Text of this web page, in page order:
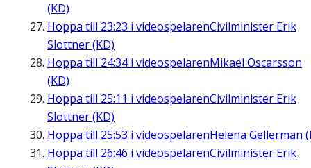
(KD)
Hoppa till 23:23 i videospelarenCivilminister Erik
Slottner (KD)
Hoppa till 24:34i videospelarenMikael Oscarsson
(KD)
Hoppa till 25:11 i videospelarenCivilminister Erik
Slottner (KD)
Hoppa till 25:53 i videospelarenHelena Gellerman
Hoppa till 26:46 i videospelarenCivilminister Erik